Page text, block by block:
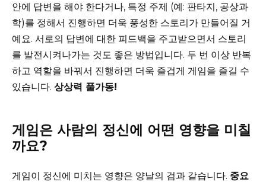
안에 답변을 해야 한다거나, 특정 주제 (예: 판타지, 공상과
학)를 정해서 진행하면 더욱 풍성한 스토리가 만들어질 거
예요. 서로의 답변에 대한 피드백을 주고받으면서 스토리
를 발전시켜나가는 것도 좋은 방법입니다. 두 번 이상 반복
하고 역할을 바꿔서 진행하면 더욱 즐겁게 게임을 즐길 수
있습니다. 상상력 풀가동!
게임은 사람의 정신에 어떤 영향을 미칠
까요?
게임이 정신에 미치는 영향은 양날의 검과 같습니다. 중요